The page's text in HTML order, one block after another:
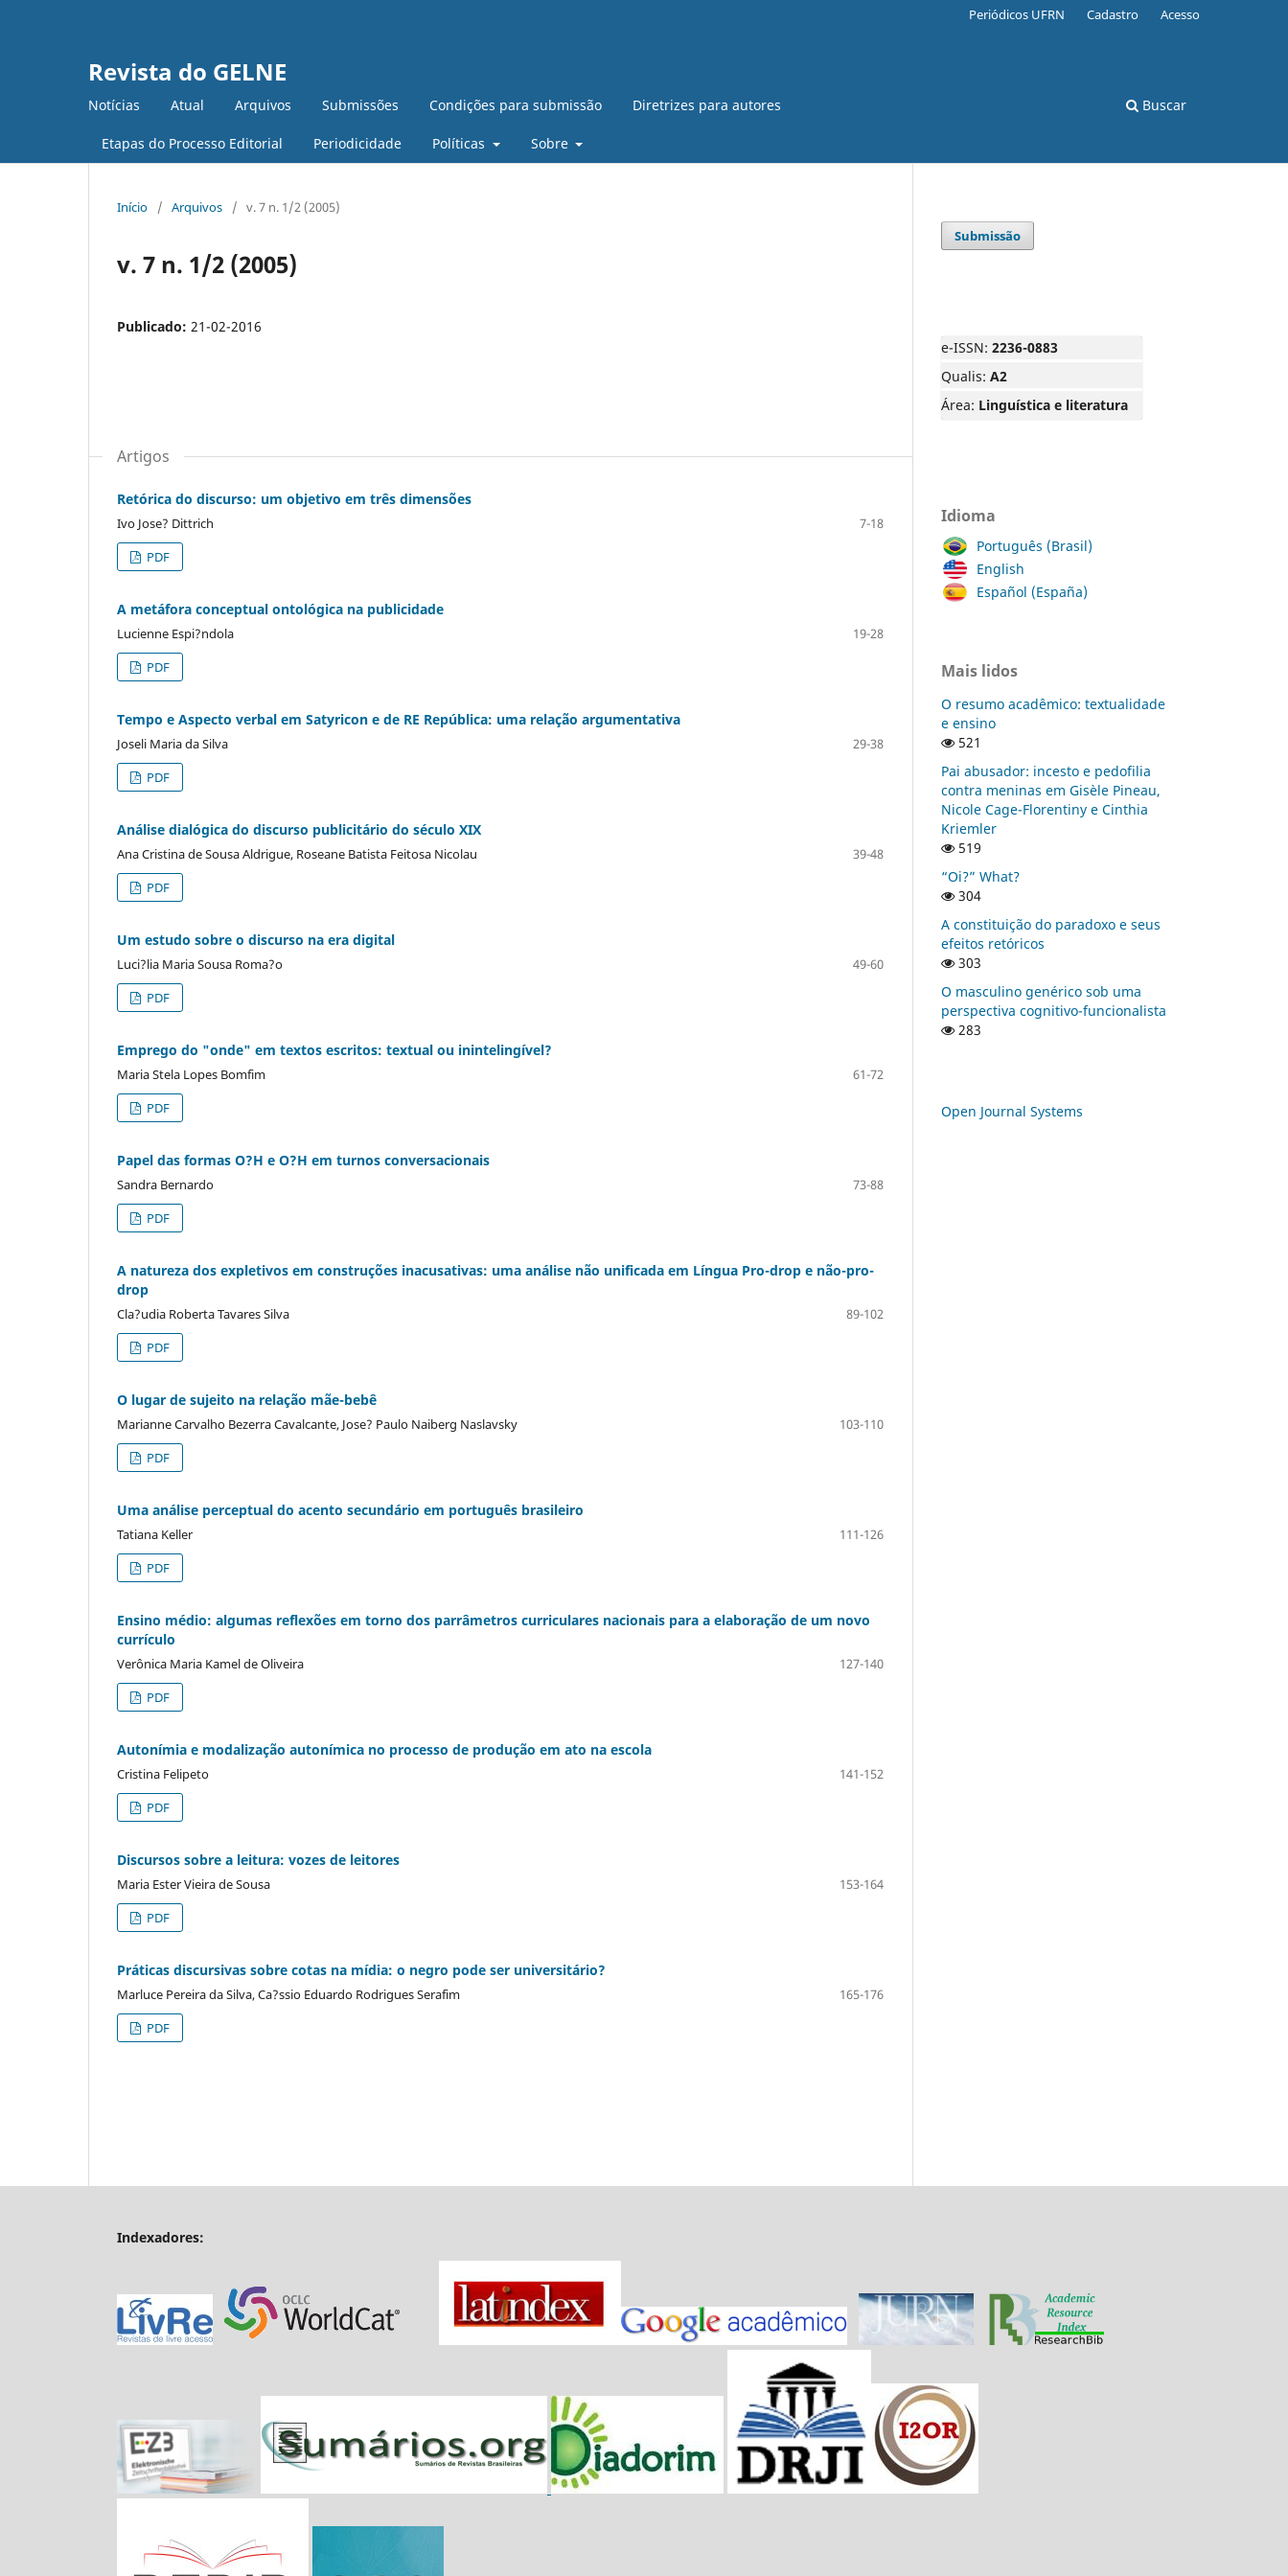
Revista do GELNE
Notícias Atual Arquivos Submissões Condições para submissão Diretrizes para autores
Etapas do Processo Editorial Periodicidade Políticas Sobre
Buscar
Periódicos UFRN Cadastro Acesso
Início / Arquivos / v. 7 n. 1/2 (2005)
v. 7 n. 1/2 (2005)
Publicado: 21-02-2016
Artigos
Retórica do discurso: um objetivo em três dimensões
Ivo Jose? Dittrich
7-18
PDF
A metáfora conceptual ontológica na publicidade
Lucienne Espi?ndola
19-28
PDF
Tempo e Aspecto verbal em Satyricon e de RE República: uma relação argumentativa
Joseli Maria da Silva
29-38
PDF
Análise dialógica do discurso publicitário do século XIX
Ana Cristina de Sousa Aldrigue, Roseane Batista Feitosa Nicolau
39-48
PDF
Um estudo sobre o discurso na era digital
Luci?lia Maria Sousa Roma?o
49-60
PDF
Emprego do "onde" em textos escritos: textual ou inintelingível?
Maria Stela Lopes Bomfim
61-72
PDF
Papel das formas O?H e O?H em turnos conversacionais
Sandra Bernardo
73-88
PDF
A natureza dos expletivos em construções inacusativas: uma análise não unificada em Língua Pro-drop e não-pro-
drop
Cla?udia Roberta Tavares Silva
89-102
PDF
O lugar de sujeito na relação mãe-bebê
Marianne Carvalho Bezerra Cavalcante, Jose? Paulo Naiberg Naslavsky
103-110
PDF
Uma análise perceptual do acento secundário em português brasileiro
Tatiana Keller
111-126
PDF
Ensino médio: algumas reflexões em torno dos parrâmetros curriculares nacionais para a elaboração de um novo
currículo
Verônica Maria Kamel de Oliveira
127-140
PDF
Autonímia e modalização autonímica no processo de produção em ato na escola
Cristina Felipeto
141-152
PDF
Discursos sobre a leitura: vozes de leitores
Maria Ester Vieira de Sousa
153-164
PDF
Práticas discursivas sobre cotas na mídia: o negro pode ser universitário?
Marluce Pereira da Silva, Ca?ssio Eduardo Rodrigues Serafim
165-176
PDF
Submissão
e-ISSN: 2236-0883
Qualis: A2
Área: Linguística e literatura
Idioma
Português (Brasil)
English
Español (España)
Mais lidos
O resumo acadêmico: textualidade
e ensino
521
Pai abusador: incesto e pedofilia
contra meninas em Gisèle Pineau,
Nicole Cage-Florentiny e Cinthia
Kriemler
519
“Oi?” What?
304
A constituição do paradoxo e seus
efeitos retóricos
303
O masculino genérico sob uma
perspectiva cognitivo-funcionalista
283
Open Journal Systems
Indexadores: